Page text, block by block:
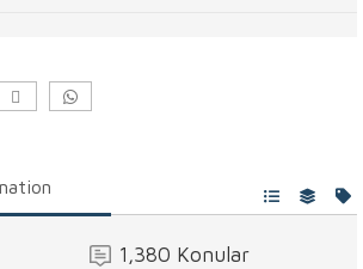
1,380 Konular